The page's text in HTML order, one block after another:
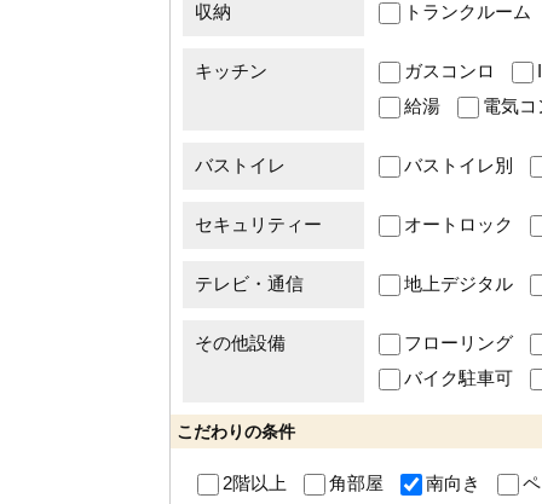
収納 トランクルーム
キッチン ガスコンロ
給湯
電気コ
バストイレ バストイレ別
セキュリティー オートロック
テレビ・通信 地上デジタル
その他設備
フローリング
バイク駐車可
こだわりの条件
2階以上 角部屋 南向き